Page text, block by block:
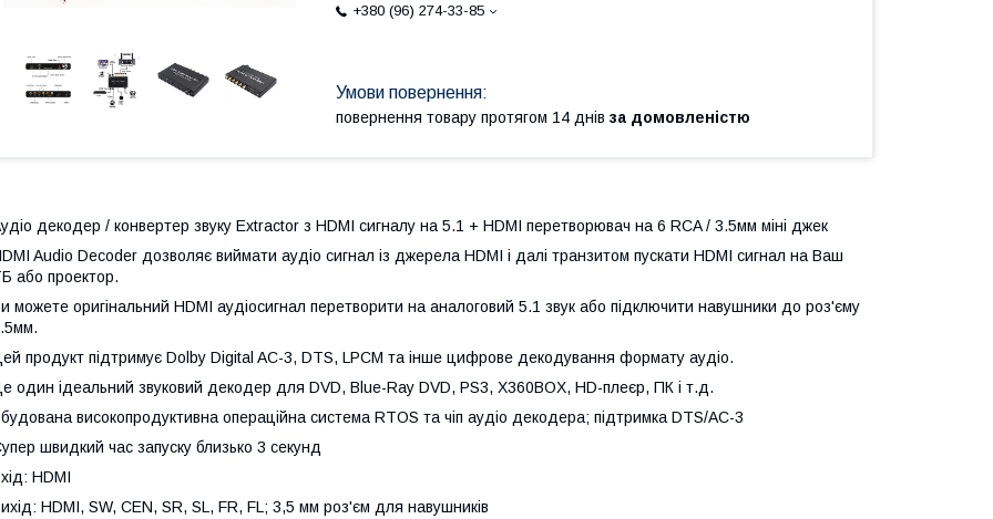
+380 (96) 274-33-85
повернення товару протягом 14 днів за домовленістю
декодер / конвертер звуку Extractor з HDMI сигналу на 5.1 + HDMI перетворювач на 6 RCA / 3.5мм міні джек
Audio Decoder дозволяє виймати аудіо сигнал із джерела HDMI і далі транзитом пускати HDMI сигнал на Ваш
або проектор.
можете оригінальний HDMI аудіосигнал перетворити на аналоговий 5.1 звук або підключити навушники до роз'єму
продукт підтримує Dolby Digital AC-3, DTS, LPCM та інше цифрове декодування формату аудіо.
один ідеальний звуковий декодер для DVD, Blue-Ray DVD, PS3, X360BOX, HD-плеєр, ПК і т.д.
високопродуктивна операційна система RTOS та чіп аудіо декодера; підтримка DTS/AC-3
швидкий час запуску близько 3 секунд
HDMI
HDMI, SW, CEN, SR, SL, FR, FL; 3,5 мм роз'єм для навушників